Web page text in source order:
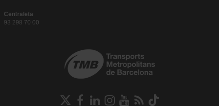
Centraleta
93 298 70 00